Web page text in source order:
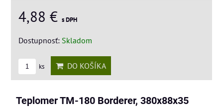
4,88 € s DPH
Dostupnosť: Skladom
ks DO KOŠÍKA
Teplomer TM-180 Borderer, 380x88x35